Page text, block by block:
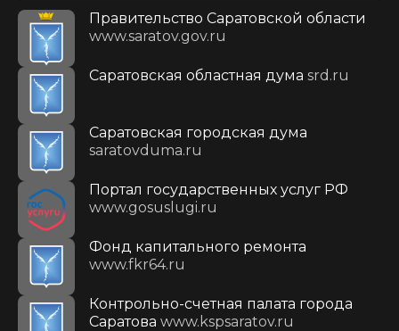
Правительство Саратовской области
www.saratov.gov.ru
Саратовская областная дума srd.ru
Саратовская городская дума
saratovduma.ru
Портал государственных услуг РФ
www.gosuslugi.ru
Фонд капитального ремонта
www.fkr64.ru
Контрольно-счетная палата города
Саратова www.kspsaratov.ru